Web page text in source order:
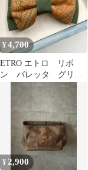
¥4,700
ETRO エトロ リボ
ン バレッタ グリー
ン ペイズリー ヘア
アクセサリー
¥2,900